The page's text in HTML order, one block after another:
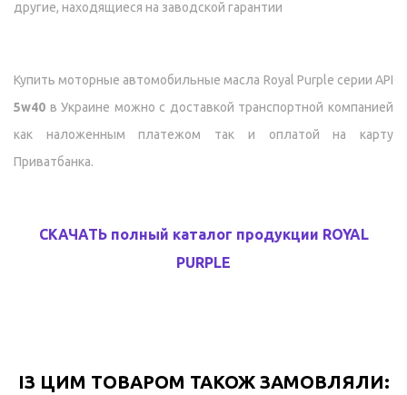
другие, находящиеся на заводской гарантии
Купить моторные автомобильные масла Royal Purple серии API
5w40 в Украине можно с доставкой транспортной компанией
как наложенным платежом так и оплатой на карту
Приватбанка.
СКАЧАТЬ полный каталог продукции ROYAL
PURPLE
ІЗ ЦИМ ТОВАРОМ ТАКОЖ ЗАМОВЛЯЛИ: